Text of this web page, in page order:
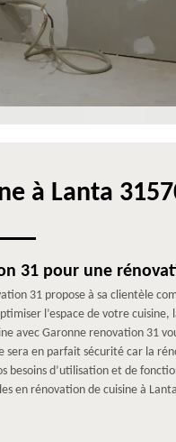
à Lanta
31 pour une
31 propose à sa clientèle
l’espace de votre
avec Garonne renovation 31
sera en parfait sécurité car la
besoins d’utilisation et de
en rénovation de cuisine à